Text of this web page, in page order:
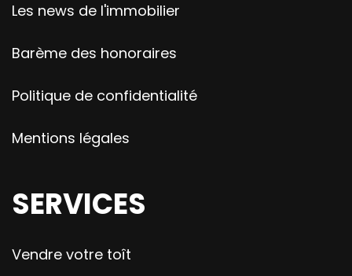
Les news de l'immobilier
Barème des honoraires
Politique de confidentialité
Mentions légales
SERVICES
Vendre votre toît